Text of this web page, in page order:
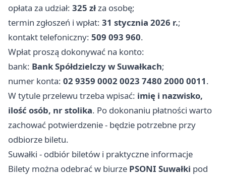
opłata za udział: 325 złza osobę;
termin zgłoszeń i wpłat: 31 stycznia 2026 r.;
kontakt telefoniczny: 509 093 960.
Wpłat proszą dokonywać na konto:
bank: Bank Spółdzielczy w Suwałkach;
numer konta: 02 9359 0002 0023 7480 2000 0011.
W tytule przelewu trzeba wpisać: imię i nazwisko,
ilość osób, nr stolika. Po dokonaniu płatności warto
zachować potwierdzenie - będzie potrzebne przy
odbiorze biletu.
Suwałki - odbiór biletów i praktyczne informacje
Bilety można odebrać w biurze PSONI Suwałki pod